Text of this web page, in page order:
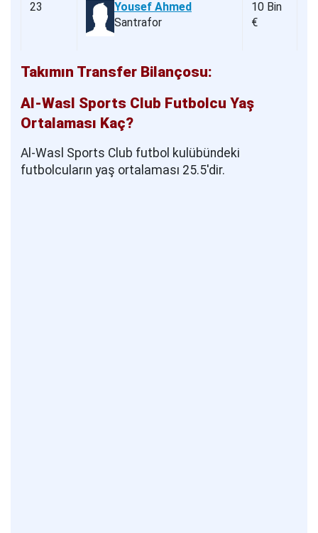
23
Yousef Ahmed
Santrafor
10 Bin
€
Takımın Transfer Bilançosu:
Al-Wasl Sports Club Futbolcu Yaş
Ortalaması Kaç?
Al-Wasl Sports Club futbol kulübündeki
futbolcuların yaş ortalaması 25.5'dir.